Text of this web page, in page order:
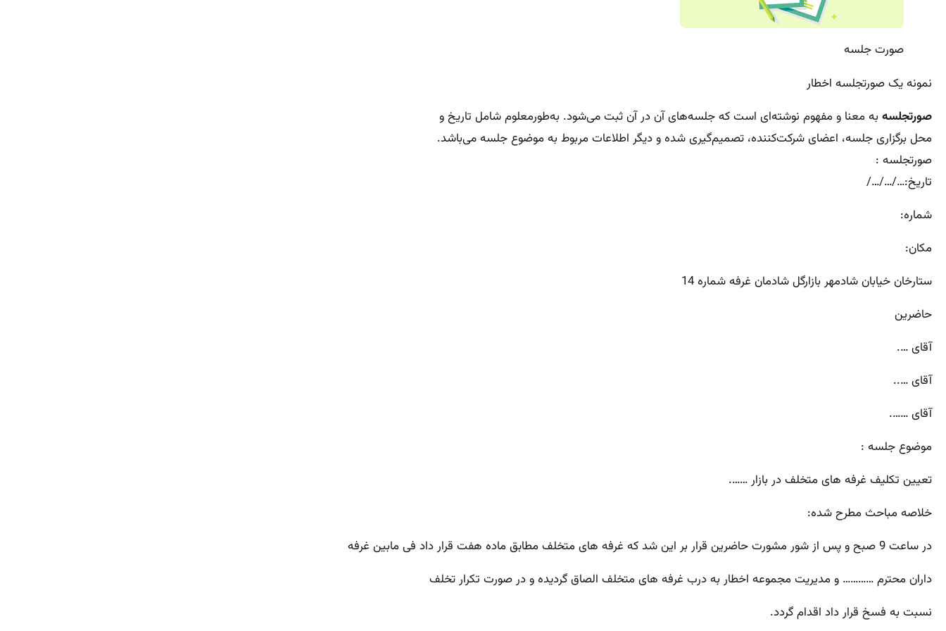
صورت جلسه
نمونه یک صورتجلسه اخطار
صورتجلسهبه معنا و مفهوم نوشته‌ای است که جلسه‌های آن در آن ثبت می‌شود. به‌طورمعلوم شامل تاریخ و
محلبرگزاری جلسه، اعضای شرکت‌کننده، تصمیم‌گیری شده و دیگر اطلاعات مربوط به موضوع جلسه می‌باشد.
صورتجلسه :
تاریخ:…/…/…/
شماره:
مکان:
ستارخان خیابان شادمهر بازارگل شادمان غرفه شماره 14
حاضرین
آقای ….
آقای …..
آقای …….
موضوع جلسه :
تعیین تکلیف غرفه های متخلف در بازار …….
خلاصه مباحث مطرح شده:
در ساعت 9 صبح و پس از شور مشورت حاضرین قرار بر این شد که غرفه های متخلف مطابق ماده هفت قرار داد فی مابین غرفه
داران محترم ………… و مدیریت مجموعه اخطار به درب غرفه های متخلف الصاق گردیده و در صورت تکرار تخلف
نسبت به فسخ قرار داد اقدام گردد.